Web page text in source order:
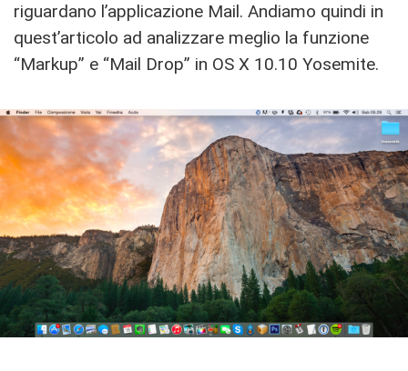
riguardano l’applicazione Mail. Andiamo quindi in
quest’articolo ad analizzare meglio la funzione
“Markup” e “Mail Drop” in OS X 10.10 Yosemite.